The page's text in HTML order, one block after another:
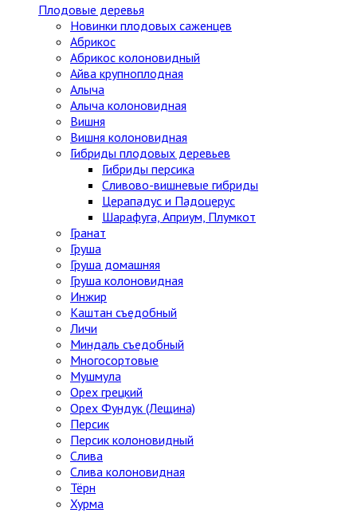
Плодовые деревья
Новинки плодовых саженцев
Абрикос
Абрикос колоновидный
Айва крупноплодная
Алыча
Алыча колоновидная
Вишня
Вишня колоновидная
Гибриды плодовых деревьев
Гибриды персика
Сливово-вишневые гибриды
Церападус и Падоцерус
Шарафуга, Априум, Плумкот
Гранат
Груша
Груша домашняя
Груша колоновидная
Инжир
Каштан съедобный
Личи
Миндаль съедобный
Многосортовые
Мушмула
Орех грецкий
Орех Фундук (Лещина)
Персик
Персик колоновидный
Слива
Слива колоновидная
Тёрн
Хурма